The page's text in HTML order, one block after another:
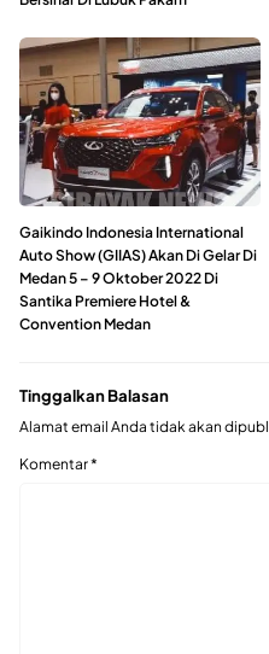
Gaikindo Indonesia International
Auto Show (GIIAS) Akan Di Gelar Di
Medan 5 – 9 Oktober 2022 Di
Santika Premiere Hotel &
Convention Medan
Tinggalkan Balasan
Alamat email Anda tidak akan
Komentar*